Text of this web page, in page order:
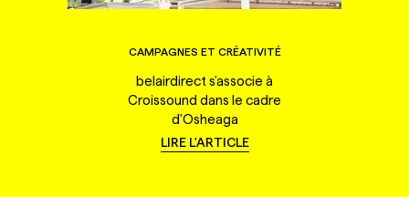
CAMPAGNES ET CRÉATIVITÉ
belairdirect s'associe à
Croissound dans le cadre
d'Osheaga
LIRE L'ARTICLE